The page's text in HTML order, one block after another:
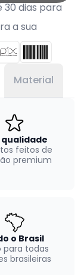
dias para
a sua
Material
feitos de
premium
o Brasil
para todas
brasileiras